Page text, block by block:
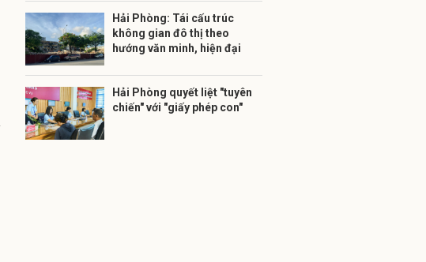
Hải Phòng: Tái cấu trúc
không gian đô thị theo
hướng văn minh, hiện đại
Hải Phòng quyết liệt "tuyên
chiến" với "giấy phép con"